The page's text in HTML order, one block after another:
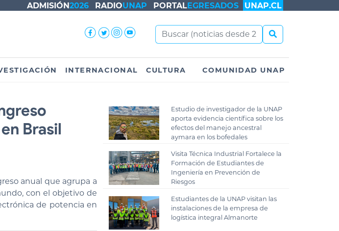
ADMISIÓN2026 RADIOUNAP PORTALEGRESADOS UNAP.CL
INTERNACIONAL CULTURA COMUNIDAD UNAP
Brasil
anual que agrupa a
con el objetivo de
de potencia en
Estudio de investigador de la UNAP
aporta evidencia científica sobre los
efectos del manejo ancestral
aymara en los bofedales
Visita Técnica Industrial Fortalece la
Formación de Estudiantes de
Ingeniería en Prevención de
Riesgos
Estudiantes de la UNAP visitan las
instalaciones de la empresa de
logística integral Almanorte